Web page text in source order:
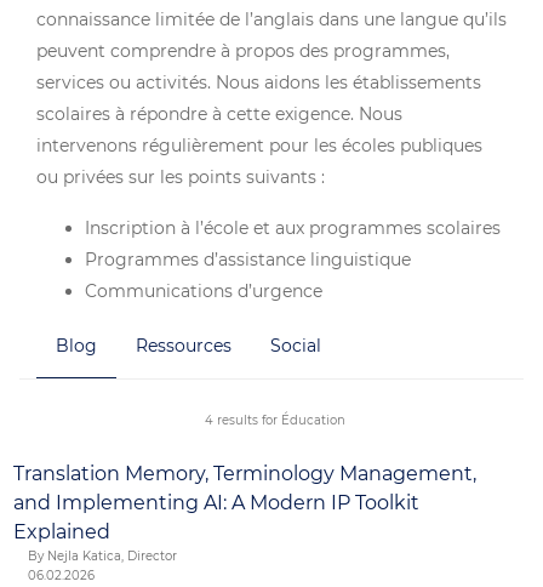
connaissance limitée de l’anglais dans une langue qu’ils
peuvent comprendre à propos des programmes,
services ou activités. Nous aidons les établissements
scolaires à répondre à cette exigence. Nous
intervenons régulièrement pour les écoles publiques
ou privées sur les points suivants :
Inscription à l’école et aux programmes scolaires
Programmes d’assistance linguistique
Communications d’urgence
les réunions individuelles parents-enseignants
Conférences parents-enseignants
Manuels des parents et des élèves
Blog Ressources Social
4 results for Éducation
Translation Memory, Terminology Management,
and Implementing AI: A Modern IP Toolkit
Explained
By Nejla Katica, Director
06.02.2026